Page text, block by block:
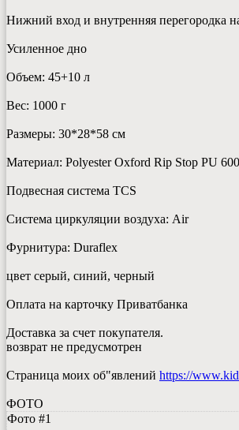
Нижний вход и внутренняя перегородка
Усиленное дно
Объем: 45+10 л
Вес: 1000 г
Размеры: 30*28*58 см
Материал: Polyester Oxford Rip Stop PU
Подвесная система TCS
Система циркуляции воздуха: Air
Фурнитура: Duraflex
цвет серый, синий, черный
Оплата на карточку Приватбанка
Доставка за счет покупателя.
возврат не предусмотрен
Страница моих об"явлений https://
ФОТО
Фото #1